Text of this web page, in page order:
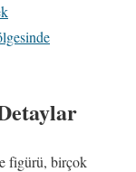
figürü, birçok